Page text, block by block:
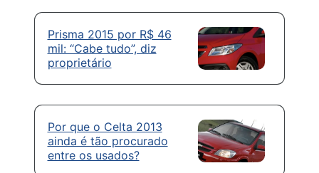
Prisma 2015 por R$ 46
mil: “Cabe tudo”, diz
proprietário
Por que o Celta 2013
ainda é tão procurado
entre os usados?